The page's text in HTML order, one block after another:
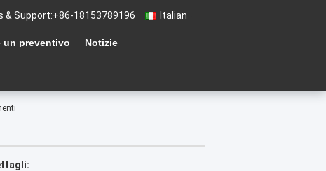
Italian
& Support:+86-18153789196
un preventivo Notizie